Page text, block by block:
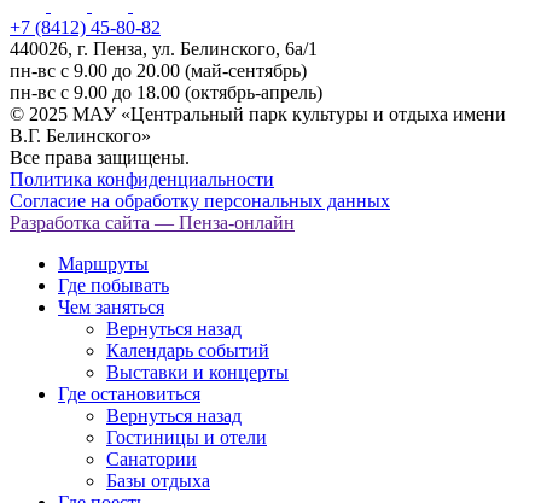
+7 (8412) 45-80-82
440026, г. Пенза, ул. Белинского, 6а/1
пн-вс с 9.00 до 20.00 (май-сентябрь)
пн-вс с 9.00 до 18.00 (октябрь-апрель)
© 2025 МАУ «Центральный парк культуры и отдыха имени
В.Г. Белинского»
Все права защищены.
Политика конфиденциальности
Согласие на обработку персональных данных
Разработка сайта — Пенза-онлайн
Маршруты
Где побывать
Чем заняться
Вернуться назад
Календарь событий
Выставки и концерты
Где остановиться
Вернуться назад
Гостиницы и отели
Санатории
Базы отдыха